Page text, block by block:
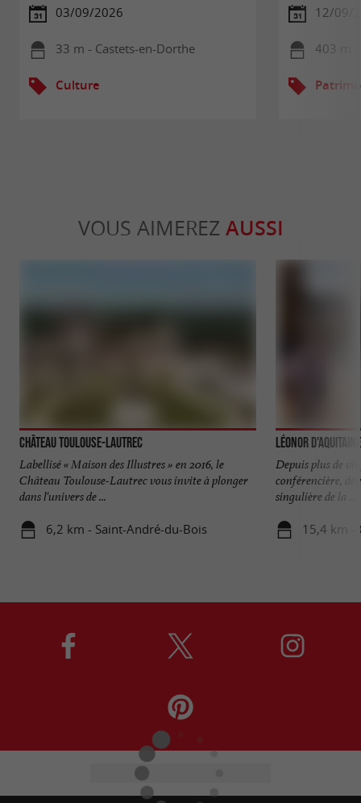
03/09/2026
33 m - Castets-en-Dorthe
Culture
12/09/
403 m -
VOUS AIMEREZ AUSSI
Château Toulouse-Lautrec
Labellisé « Maison des Illustres » en 2016, le
Château Toulouse-Lautrec vous invite à plonger
dans l'univers de ...
6,2 km - Saint-André-du-Bois
Léonor d'Aquitaine
Depuis plus de
conférencière,
singulière de la ...
15,4 km -